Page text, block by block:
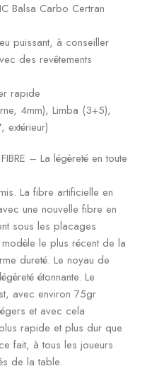
Balsa Carbo Certran
puissant, à conseiller
des revêtements
rapide
4mm), Limba (3+5),
extérieur)
– La légèreté en toute
La fibre artificielle en
une nouvelle fibre en
sous les placages
le plus récent de la
dureté. Le noyau de
étonnante. Le
avec environ 75gr
et avec cela
rapide et plus dur que
fait, à tous les joueurs
de la table.